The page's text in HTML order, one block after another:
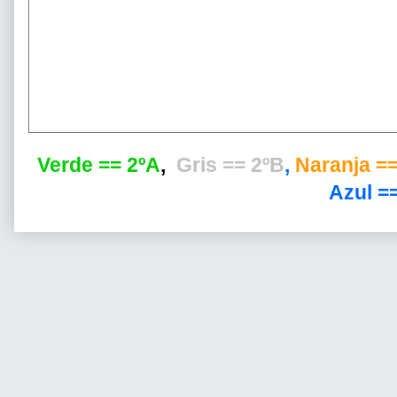
Verde == 2ºA, Gris == 2ºB, Naranja
Azul